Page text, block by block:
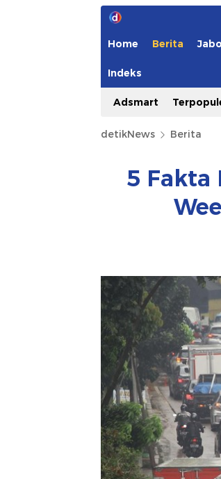
Home Berita
Indeks
Adsmart
detikNews Berita
5 Fakta